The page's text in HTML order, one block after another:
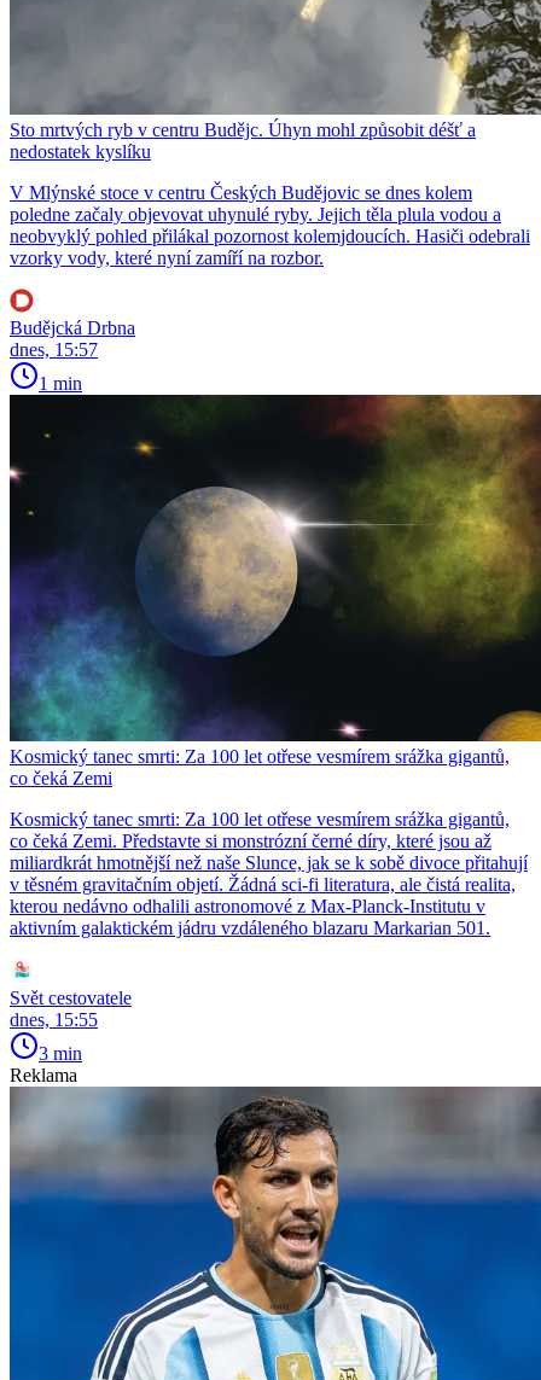
Sto mrtvých ryb v centru Budějc. Úhyn mohl způsobit déšť a
nedostatek kyslíku
V Mlýnské stoce v centru Českých Budějovic se dnes kolem
poledne začaly objevovat uhynulé ryby. Jejich těla plula vodou a
neobvyklý pohled přilákal pozornost kolemjdoucích. Hasiči odebrali
vzorky vody, které nyní zamíří na rozbor.
Budějcká Drbna
dnes, 15:57
1 min
Kosmický tanec smrti: Za 100 let otřese vesmírem srážka gigantů,
co čeká Zemi
Kosmický tanec smrti: Za 100 let otřese vesmírem srážka gigantů,
co čeká Zemi. Představte si monstrózní černé díry, které jsou až
miliardkrát hmotnější než naše Slunce, jak se k sobě divoce přitahují
v těsném gravitačním objetí. Žádná sci-fi literatura, ale čistá realita,
kterou nedávno odhalili astronomové z Max-Planck-Institutu v
aktivním galaktickém jádru vzdáleného blazaru Markarian 501.
Svět cestovatele
dnes, 15:55
3 min
Reklama